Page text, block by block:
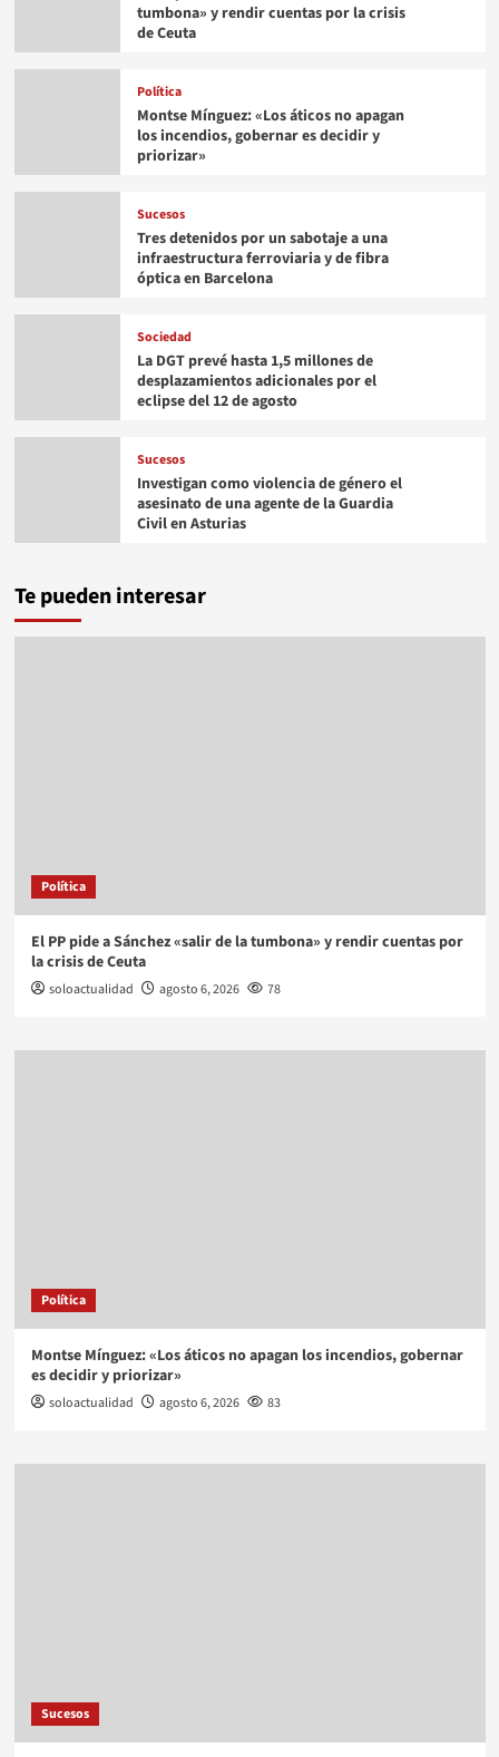
tumbona» y rendir cuentas por la crisis
de Ceuta
Política
Montse Mínguez: «Los áticos no apagan
los incendios, gobernar es decidir y
priorizar»
Sucesos
Tres detenidos por un sabotaje a una
infraestructura ferroviaria y de fibra
óptica en Barcelona
Sociedad
La DGT prevé hasta 1,5 millones de
desplazamientos adicionales por el
eclipse del 12 de agosto
Sucesos
Investigan como violencia de género el
asesinato de una agente de la Guardia
Civil en Asturias
Te pueden interesar
Política
El PP pide a Sánchez «salir de la tumbona» y rendir cuentas por
la crisis de Ceuta
soloactualidad agosto 6, 2026 78
Política
Montse Mínguez: «Los áticos no apagan los incendios, gobernar
es decidir y priorizar»
soloactualidad agosto 6, 2026 83
Sucesos